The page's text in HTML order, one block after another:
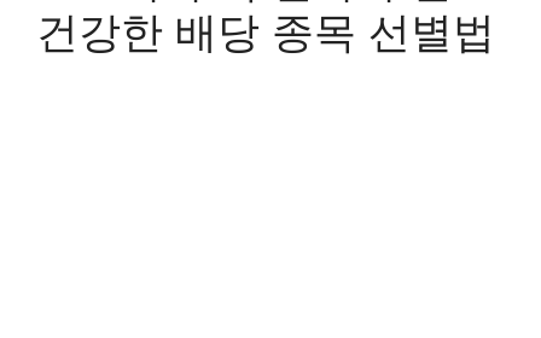
건강한 배당 종목 선별법